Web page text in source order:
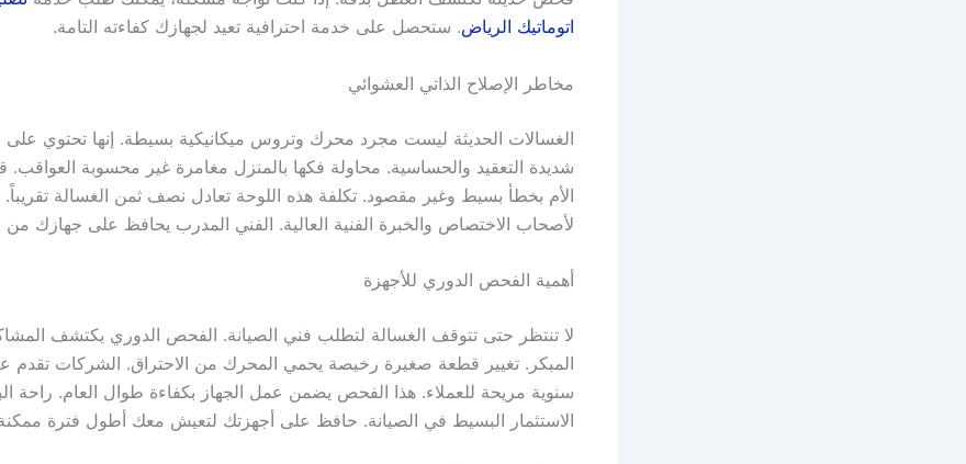
اتوماتيك الرياض. ستحصل على خدمة احترافية تعيد لجهازك كفاءته التامة.
مخاطر الإصلاح الذاتي العشوائي
الغسالات الحديثة ليست مجرد محرك وتروس ميكانيكية بسيطة. إنها تحتوي على
شديدة التعقيد والحساسية. محاولة فكها بالمنزل مغامرة غير محسوبة العواقب.
الأم بخطأ بسيط وغير مقصود. تكلفة هذه اللوحة تعادل نصف ثمن الغسالة تقريباً.
لأصحاب الاختصاص والخبرة الفنية العالية. الفني المدرب يحافظ على جهازك من
أهمية الفحص الدوري للأجهزة
لا تنتظر حتى تتوقف الغسالة لتطلب فني الصيانة. الفحص الدوري يكتشف
المبكر. تغيير قطعة صغيرة رخيصة يحمي المحرك من الاحتراق. الشركات تقدم
سنوية مريحة للعملاء. هذا الفحص يضمن عمل الجهاز بكفاءة طوال العام. راحة
الاستثمار البسيط في الصيانة. حافظ على أجهزتك لتعيش معك أطول فترة